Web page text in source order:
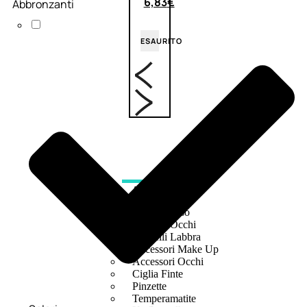
ESAURITO
ACCESSORI
Pennelli Viso
Pennelli Occhi
Pennelli Labbra
Accessori Make Up
Accessori Occhi
Ciglia Finte
Pinzette
Temperamatite
Abbronzanti